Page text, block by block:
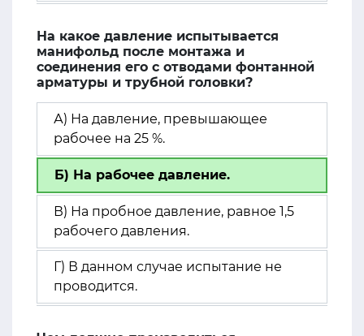
На какое давление испытывается
манифольд после монтажа и
соединения его с отводами фонтанной
арматуры и трубной головки?
А) На давление, превышающее
рабочее на 25 %.
Б) На рабочее давление.
В) На пробное давление, равное 1,5
рабочего давления.
Г) В данном случае испытание не
проводится.